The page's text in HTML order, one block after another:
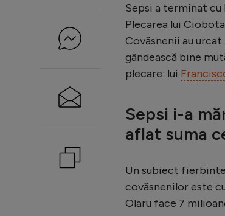
Sepsi a terminat cu
Plecarea lui
Covăsnenii au
gândească bine
plecare: lui
Sepsi i-a
aflat suma
Un subiect fierbinte
covăsnenilor este
Olaru face 7